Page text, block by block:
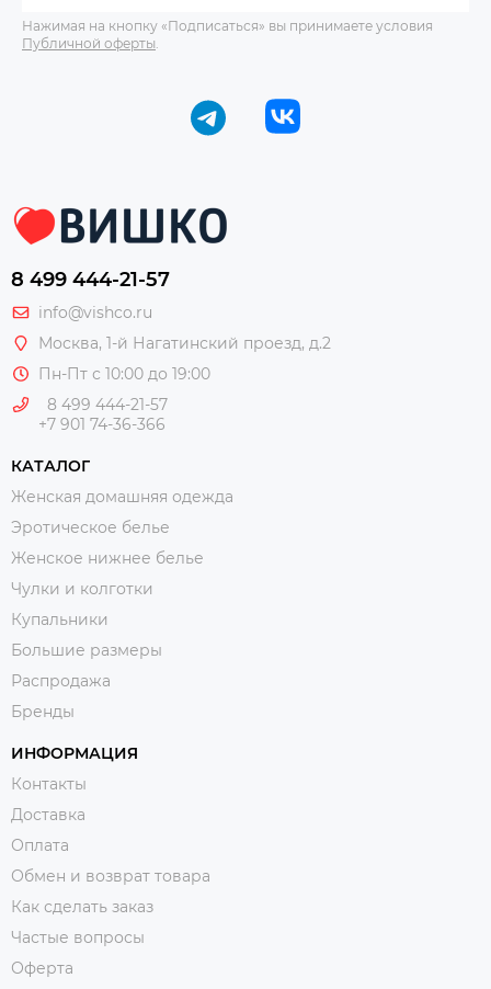
Нажимая на кнопку «Подписаться» вы принимаете условия
Публичной оферты
8 499 444-21-57
info@vishco.ru
Москва, 1-й Нагатинский проезд, д.2
Пн-Пт с 10:00 до 19:00
8 499 444-21-57
+7 901 74-36-366
КАТАЛОГ
Женская домашняя одежда
Эротическое белье
Женское нижнее белье
Чулки и колготки
Купальники
Большие размеры
Распродажа
Бренды
ИНФОРМАЦИЯ
Контакты
Доставка
Оплата
Обмен и возврат товара
Как сделать заказ
Частые вопросы
Оферта